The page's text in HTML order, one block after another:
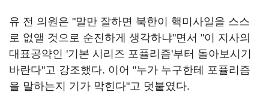
유 전 의원은 "말만 잘하면 북한이 핵미사일을 스스
로 없앨 것으로 순진하게 생각하냐"면서 "이 지사의
대표공약인 '기본 시리즈 포퓰리즘'부터 돌아보시기
바란다"고 강조했다. 이어 "누가 누구한테 포퓰리즘
을 말하는지 기가 막힌다"고 덧붙였다.